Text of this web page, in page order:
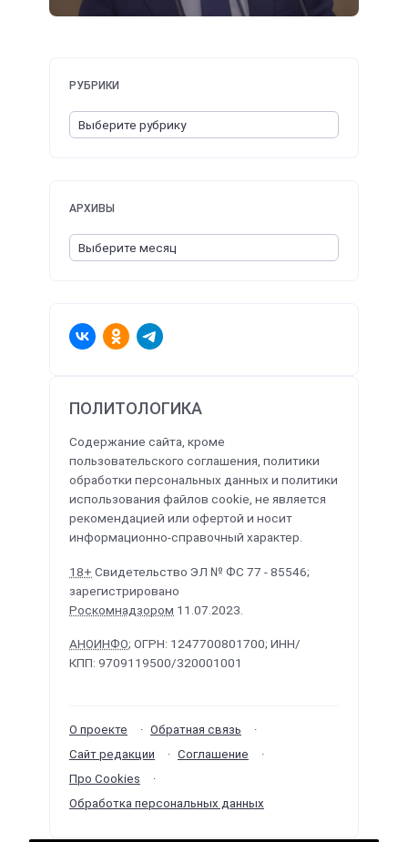
ПОЛИТОЛОГИКА
Содержание сайта, кроме
пользовательского соглашения, политики
обработки персональных данных и политики
использования файлов cookie, не является
рекомендацией или офертой и носит
информационно-справочный характер.
18+ Свидетельство ЭЛ № ФС 77 - 85546;
зарегистрировано
Роскомнадзором 11.07.2023.
АНОИНФО; ОГРН: 1247700801700; ИНН/
КПП: 9709119500/320001001
О проекте
Обратная связь
Сайт редакции
Соглашение
Про Cookies
Обработка персональных данных
РУБРИКИ
АРХИВЫ